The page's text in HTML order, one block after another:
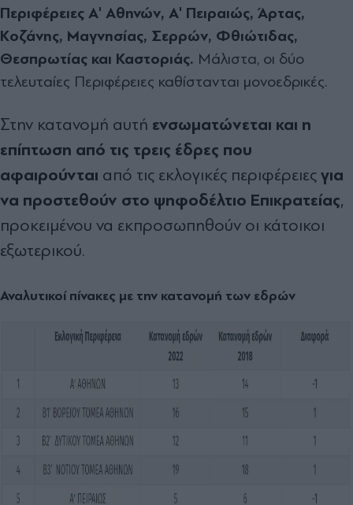
Περιφέρειες Α' Αθηνών, Α' Πειραιώς, Άρτας,
Κοζάνης, Μαγνησίας, Σερρών, Φθιώτιδας,
Θεσπρωτίας και Καστοριάς. Μάλιστα, οι δύο
τελευταίες Περιφέρειες καθίστανται μονοεδρικές.
Στην κατανομή αυτή ενσωματώνεται και η
επίπτωση από τις τρεις έδρες που
αφαιρούνται από τις εκλογικές περιφέρειες για
να προστεθούν στο ψηφοδέλτιο Επικρατείας,
προκειμένου να εκπροσωπηθούν οι κάτοικοι
εξωτερικού.
Αναλυτικοί πίνακες με την κατανομή των εδρών